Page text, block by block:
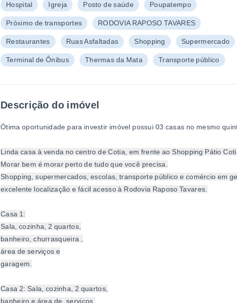
Hospital Igreja Posto de saúde Poupatempo
Próximo de transportes RODOVIA RAPOSO TAVARES
Restaurantes Ruas Asfaltadas Shopping Supermercado
Terminal de Ônibus Thermas da Mata Transporte público
Descrição do imóvel
Ótima oportunidade para investir imóvel possui 03 casas no mesmo
Linda casa à venda no centro de Cotia, em frente ao Shopping Pátio
Morar bem é morar perto de tudo que você precisa.
Shopping, supermercados, escolas, transporte público e comércio em
excelente localização e fácil acesso à Rodovia Raposo Tavares.
Casa 1:
Sala, cozinha, 2 quartos,
banheiro, churrasqueira ,
área de serviços e
garagem.
Casa 2: Sala, cozinha, 2 quartos,
banheiro e área de. serviços.